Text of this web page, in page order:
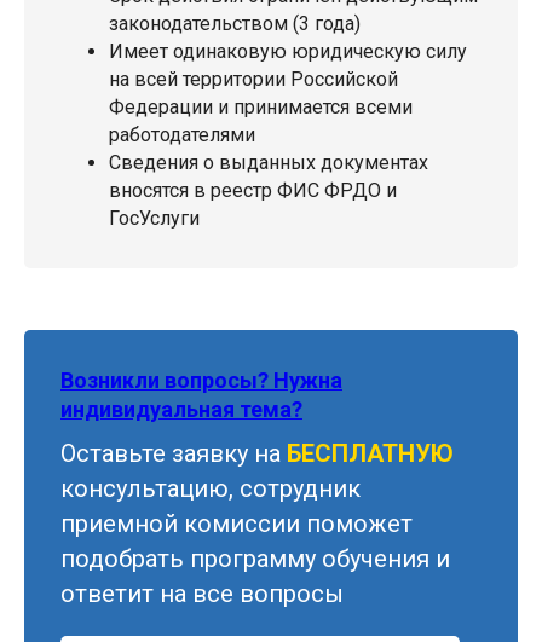
законодательством (3 года)
Имеет одинаковую юридическую силу
на всей территории Российской
Федерации и принимается всеми
работодателями
Сведения о выданных документах
вносятся в реестр ФИС ФРДО и
ГосУслуги
Возникли вопросы? Нужна
индивидуальная тема?
Оставьте заявку на БЕСПЛАТНУЮ
консультацию, сотрудник
приемной комиссии поможет
подобрать программу обучения и
ответит на все вопросы